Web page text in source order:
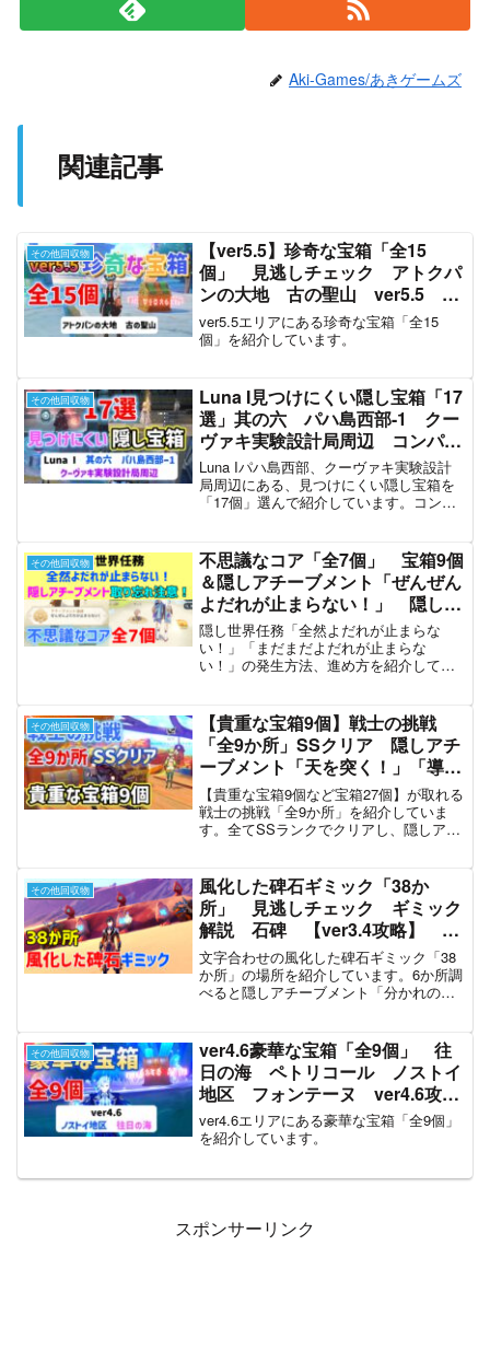
Aki-Games/あきゲームズ
関連記事
その他回収物
【ver5.5】珍奇な宝箱「全15
個」 見逃しチェック アトクパ
ンの大地 古の聖山 ver5.5 原
神 攻略
ver5.5エリアにある珍奇な宝箱「全15
個」を紹介しています。
その他回収物
Luna I見つけにくい隠し宝箱「17
選」其の六 パハ島西部-1 クー
ヴァキ実験設計局周辺 コンパス
に反応しないものも含む 点呼
整列 ファデュイ ナド・クラ
イ 原神 攻略
Luna Iパハ島西部、クーヴァキ実験設計
局周辺にある、見つけにくい隠し宝箱を
「17個」選んで紹介しています。コンパ
その他回収物
不思議なコア「全7個」 宝箱9個
＆隠しアチーブメント「ぜんぜん
よだれが止まらない！」 隠し世
界任務「全然よだれが止まらな
い！」「まだまだよだれが止まら
ない！」 ギミック解説 ver4.0
隠し世界任務「全然よだれが止まらな
い！」「まだまだよだれが止まらな
い！」の発生方法、進め方を紹介してい
らない！」を達成しています。貴重な宝
箱を9個取ることができ、任務完了で30原
石もらえます。
その他回収物
【貴重な宝箱9個】戦士の挑戦
「全9か所」SSクリア 隠しアチ
ーブメント「天を突く！」「導く
薬指の縄」「ゲッコーステイ
ツ」 緑曜石・藍曜石・黄曜石の
欠片 勇士 隠し宝箱 ナタ
【貴重な宝箱9個など宝箱27個】が取れる
戦士の挑戦「全9か所」を紹介していま
す。全てSSランクでクリアし、隠しアチ
ます。貴重な宝箱9個、精巧な宝箱9個、
普通の宝箱9個、藍曜石の欠片1個を取っ
ています。※曜石の欠片は各部族が治める
エリアの豪華な宝箱、貴重な宝箱からラ
ンダムで出る。
その他回収物
風化した碑石ギミック「38か
所」 見逃しチェック ギミック
解説 石碑 【ver3.4攻略】 ス
メール 千尋の砂漠エリア 原
神 Genshin
文字合わせの風化した碑石ギミック「38
か所」の場所を紹介しています。6か所調
べると隠しアチーブメント「分かれの原
ます。
その他回収物
ver4.6豪華な宝箱「全9個」 往
日の海 ペトリコール ノストイ
地区 フォンテーヌ ver4.6攻
略 原神
ver4.6エリアにある豪華な宝箱「全9個」
を紹介しています。
スポンサーリンク